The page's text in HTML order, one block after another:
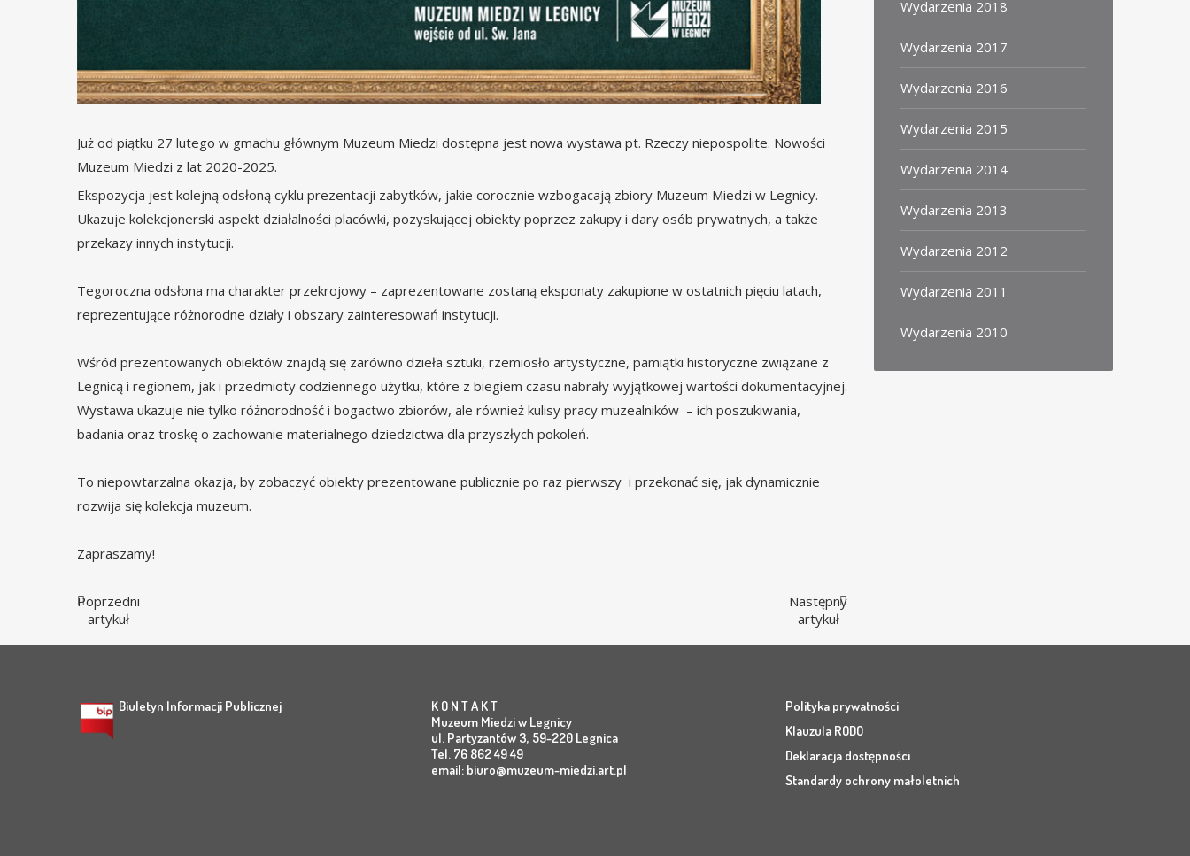
Już od piątku 27 lutego w gmachu głównym Muzeum Miedzi dostępna jest nowa wystawa pt. Rzeczy niepospolite. Nowości
Muzeum Miedzi z lat 2020-2025.
Ekspozycja jest kolejną odsłoną cyklu prezentacji zabytków, jakie corocznie wzbogacają zbiory Muzeum Miedzi w Legnicy.
Ukazuje kolekcjonerski aspekt działalności placówki, pozyskującej obiekty poprzez zakupy i dary osób prywatnych, a także
przekazy innych instytucji.
Tegoroczna odsłona ma charakter przekrojowy – zaprezentowane zostaną eksponaty zakupione w ostatnich pięciu latach,
reprezentujące różnorodne działy i obszary zainteresowań instytucji.
Wśród prezentowanych obiektów znajdą się zarówno dzieła sztuki, rzemiosło artystyczne, pamiątki historyczne związane z
Legnicą i regionem, jak i przedmioty codziennego użytku, które z biegiem czasu nabrały wyjątkowej wartości dokumentacyjnej.
Wystawa ukazuje nie tylko różnorodność i bogactwo zbiorów, ale również kulisy pracy muzealników – ich poszukiwania,
badania oraz troskę o zachowanie materialnego dziedzictwa dla przyszłych pokoleń.
To niepowtarzalna okazja, by zobaczyć obiekty prezentowane publicznie po raz pierwszy i przekonać się, jak dynamicznie
rozwija się kolekcja muzeum.
Zapraszamy!
Poprzedni
artykuł
Następny
artykuł
Wydarzenia 2018
Wydarzenia 2017
Wydarzenia 2016
Wydarzenia 2015
Wydarzenia 2014
Wydarzenia 2013
Wydarzenia 2012
Wydarzenia 2011
Wydarzenia 2010
Biuletyn Informacji Publicznej
K O N T A K T
Muzeum Miedzi w Legnicy
ul. Partyzantów 3, 59-220 Legnica
Tel. 76 862 49 49
email: biuro@muzeum-miedzi.art.pl
Polityka prywatności
Klauzula RODO
Deklaracja dostępności
Standardy ochrony małoletnich